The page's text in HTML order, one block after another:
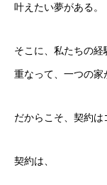
叶えたい夢がある。
そこに、私たちの
重なって、一つの家
だからこそ、契約は
契約は、